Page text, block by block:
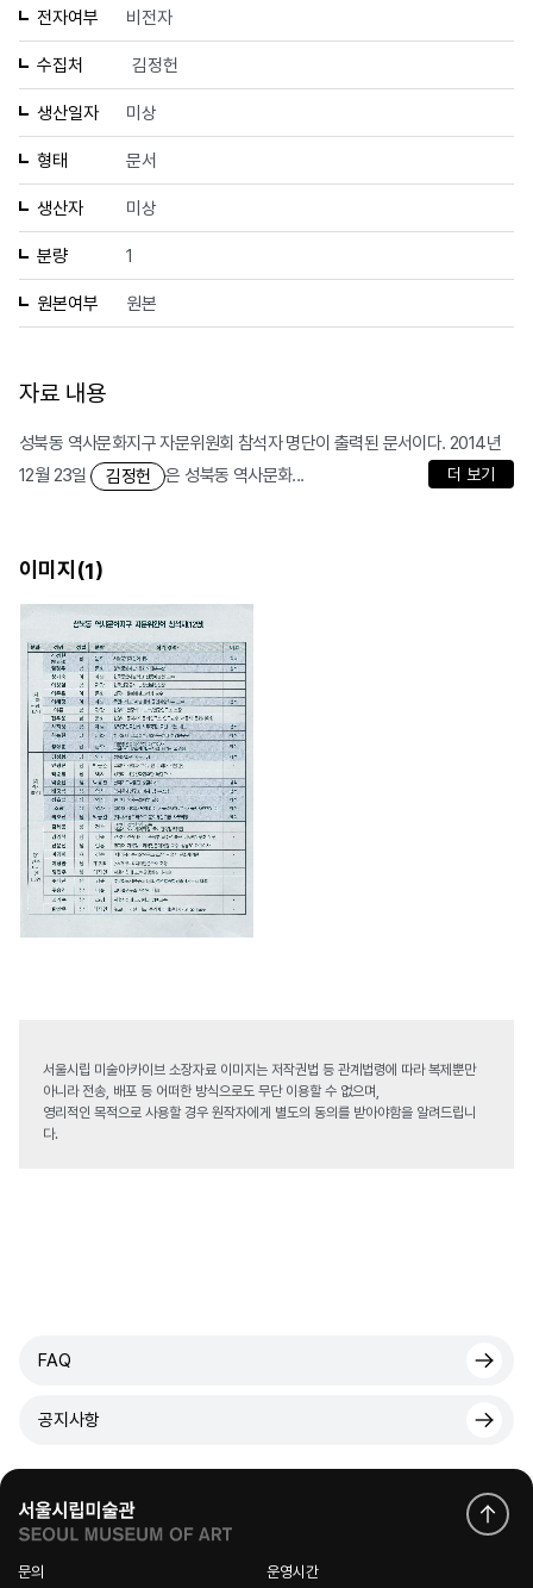
전자여부 비전자
수집처 김정헌
생산일자 미상
형태 문서
생산자 미상
분량 1
원본여부 원본
자료 내용
성북동 역사문화지구 자문위원회 참석자 명단이 출력된 문서이다. 2014년
12월 23일
김정헌 은 성북동 역사문화... 더 보기
이미지(1)
서울시립 미술아카이브 소장자료 이미지는 저작권법 등 관계법령에 따라 복제뿐만
아니라 전송, 배포 등 어떠한 방식으로도 무단 이용할 수 없으며,
영리적인 목적으로 사용할 경우 원작자에게 별도의 동의를 받아야함을 알려드립니
다.
FAQ
공지사항
문의 운영시간